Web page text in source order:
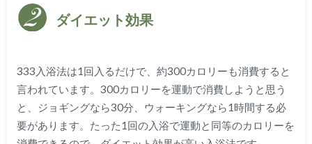
ダイエット効果
333入浴法は1回入るだけで、約300カロリーも消費すると
言われています。300カロリーを運動で消費しようと思う
と、ジョギングなら30分、ウォーキングなら1時間する必
要があります。たった1回の入浴で運動と同等のカロリーを